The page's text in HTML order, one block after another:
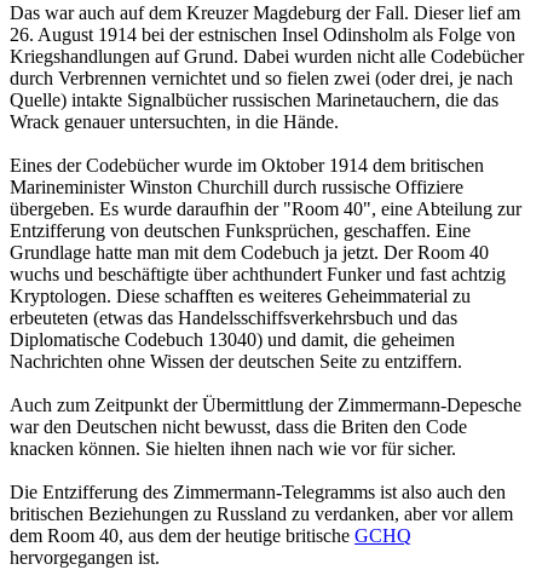
Das war auch auf dem Kreuzer Magdeburg der Fall. Dieser lief am
26. August 1914 bei der estnischen Insel Odinsholm als Folge von
Kriegshandlungen auf Grund. Dabei wurden nicht alle Codebücher
durch Verbrennen vernichtet und so fielen zwei (oder drei, je nach
Quelle) intakte Signalbücher russischen Marinetauchern, die das
Wrack genauer untersuchten, in die Hände.
Eines der Codebücher wurde im Oktober 1914 dem britischen
Marineminister Winston Churchill durch russische Offiziere
übergeben. Es wurde daraufhin der "Room 40", eine Abteilung zur
Entzifferung von deutschen Funksprüchen, geschaffen. Eine
Grundlage hatte man mit dem Codebuch ja jetzt. Der Room 40
wuchs und beschäftigte über achthundert Funker und fast achtzig
Kryptologen. Diese schafften es weiteres Geheimmaterial zu
erbeuteten (etwas das Handelsschiffsverkehrsbuch und das
Diplomatische Codebuch 13040) und damit, die geheimen
Nachrichten ohne Wissen der deutschen Seite zu entziffern.
Auch zum Zeitpunkt der Übermittlung der Zimmermann-Depesche
war den Deutschen nicht bewusst, dass die Briten den Code
knacken können. Sie hielten ihnen nach wie vor für sicher.
Die Entzifferung des Zimmermann-Telegramms ist also auch den
britischen Beziehungen zu Russland zu verdanken, aber vor allem
dem Room 40, aus dem der heutige britische GCHQ
hervorgegangen ist.